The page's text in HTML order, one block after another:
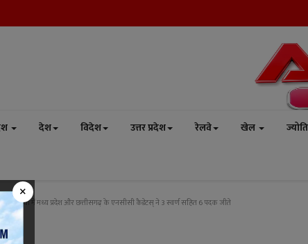
देश विदेश उत्तर प्रदेश रेलवे खेल
× में मध्य प्रदेश और छत्तीसगढ़ के एनसीसी कैडेटस् ने 3 स्वर्ण सहित 6 पदक जीते